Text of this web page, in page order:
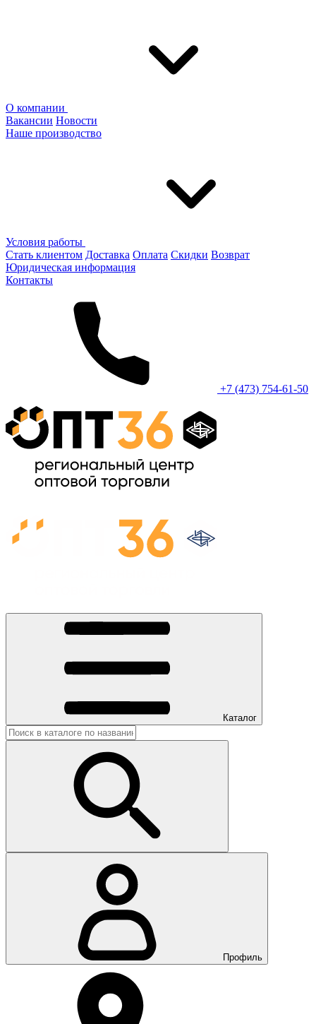
О компании
Вакансии Новости
Наше производство
Условия работы
Стать клиентом Доставка Оплата Скидки Возврат
Юридическая информация
Контакты
+7 (473) 754-61-50
Каталог
Профиль